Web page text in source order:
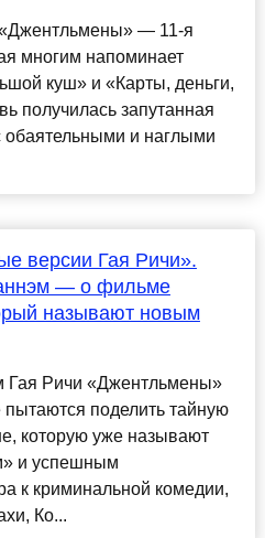
— 11-я
многим напоминает
куш» и «Карты, деньги,
получилась запутанная
обаятельными и наглыми
версии Гая Ричи».
— о фильме
называют новым
Гая Ричи «Джентльмены»
поделить тайную
которую уже называют
и успешным
к криминальной комедии,
Ко...